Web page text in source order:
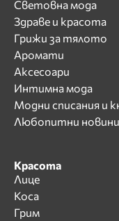
Световна мода
Здраве и красота
Грижи за тялото
Аромати
Аксесоари
Интимна мода
Модни списания и
Любопитни новини
Красота
Лице
Коса
Грим